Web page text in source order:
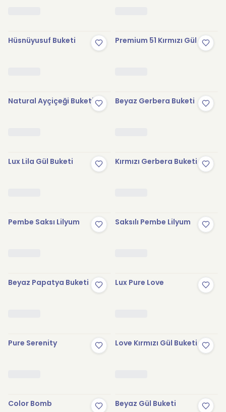
Hüsnüyusuf Buketi Premium 51 Kırmızı Gül
Natural Ayçiçeği Buketi Beyaz Gerbera Buketi
Lux Lila Gül Buketi Kırmızı Gerbera Buketi
Pembe Saksı Lilyum Saksılı Pembe Lilyum
Beyaz Papatya Buketi Lux Pure Love
Pure Serenity Love Kırmızı Gül Buketi
Color Bomb Beyaz Gül Buketi